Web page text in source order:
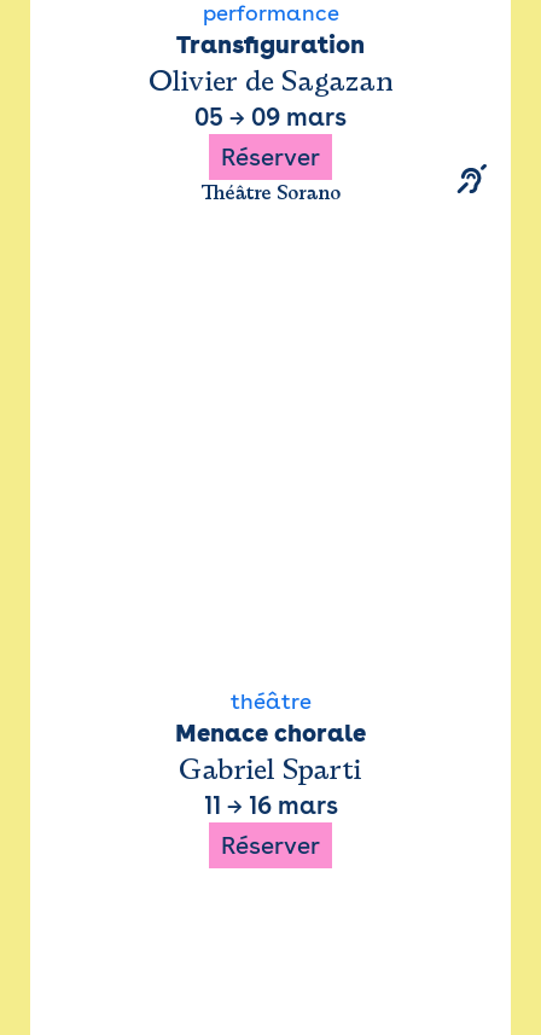
performance
Transfiguration
Olivier de Sagazan
05 → 09 mars
Réserver
Théâtre Sorano
théâtre
Menace chorale
Gabriel Sparti
11 → 16 mars
Réserver